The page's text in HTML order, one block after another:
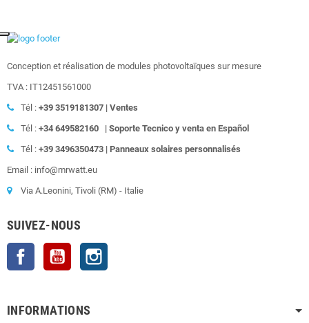
Conception et réalisation de modules photovoltaïques sur mesure
TVA : IT12451561000
Tél : +39 3519181307 | Ventes
Tél : +34 649582160 | Soporte Tecnico y venta en Español
Tél : +39 3496350473 | Panneaux solaires personnalisés
Email : info@mrwatt.eu
Via A.Leonini, Tivoli (RM) - Italie
SUIVEZ-NOUS
Facebook YouTube
INFORMATIONS